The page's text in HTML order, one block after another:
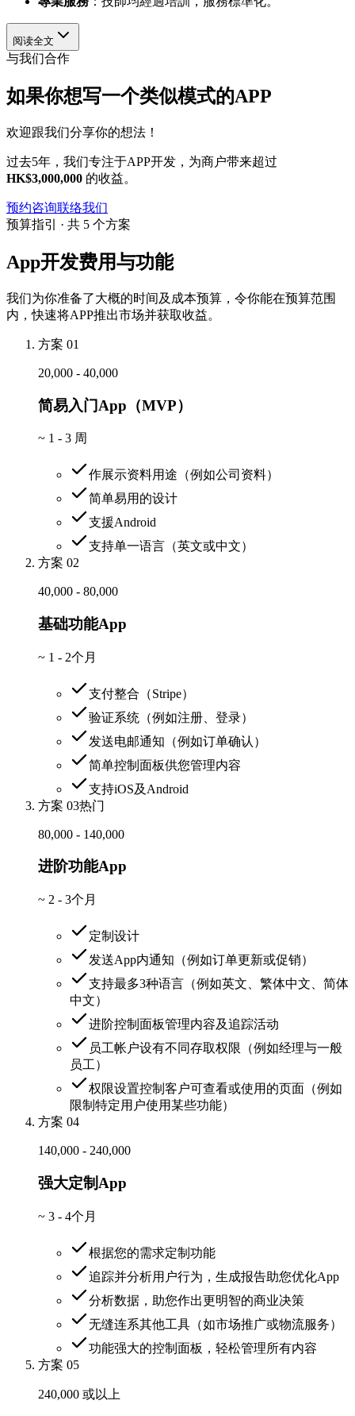
阅读全文
与我们合作
如果你想写一个类似模式的APP
欢迎跟我们分享你的想法！
过去5年，我们专注于APP开发，为商户带来超过
HK$3,000,000 的收益。
预约咨询联络我们
预算指引 · 共 5 个方案
App开发费用与功能
我们为你准备了大概的时间及成本预算，令你能在预算范围
内，快速将APP推出市场并获取收益。
方案 01
20,000 - 40,000
简易入门App（MVP）
~ 1 - 3 周
作展示资料用途（例如公司资料）
简单易用的设计
支援Android
支持单一语言（英文或中文）
方案 02
40,000 - 80,000
基础功能App
~ 1 - 2个月
支付整合（Stripe）
验证系统（例如注册、登录）
发送电邮通知（例如订单确认）
简单控制面板供您管理内容
支持iOS及Android
方案 03热门
80,000 - 140,000
进阶功能App
~ 2 - 3个月
定制设计
发送App内通知（例如订单更新或促销）
支持最多3种语言（例如英文、繁体中文、简体
中文）
进阶控制面板管理内容及追踪活动
员工帐户设有不同存取权限（例如经理与一般
员工）
权限设置控制客户可查看或使用的页面（例如
限制特定用户使用某些功能）
方案 04
140,000 - 240,000
强大定制App
~ 3 - 4个月
根据您的需求定制功能
追踪并分析用户行为，生成报告助您优化App
分析数据，助您作出更明智的商业决策
无缝连系其他工具（如市场推广或物流服务）
功能强大的控制面板，轻松管理所有内容
方案 05
240,000 或以上